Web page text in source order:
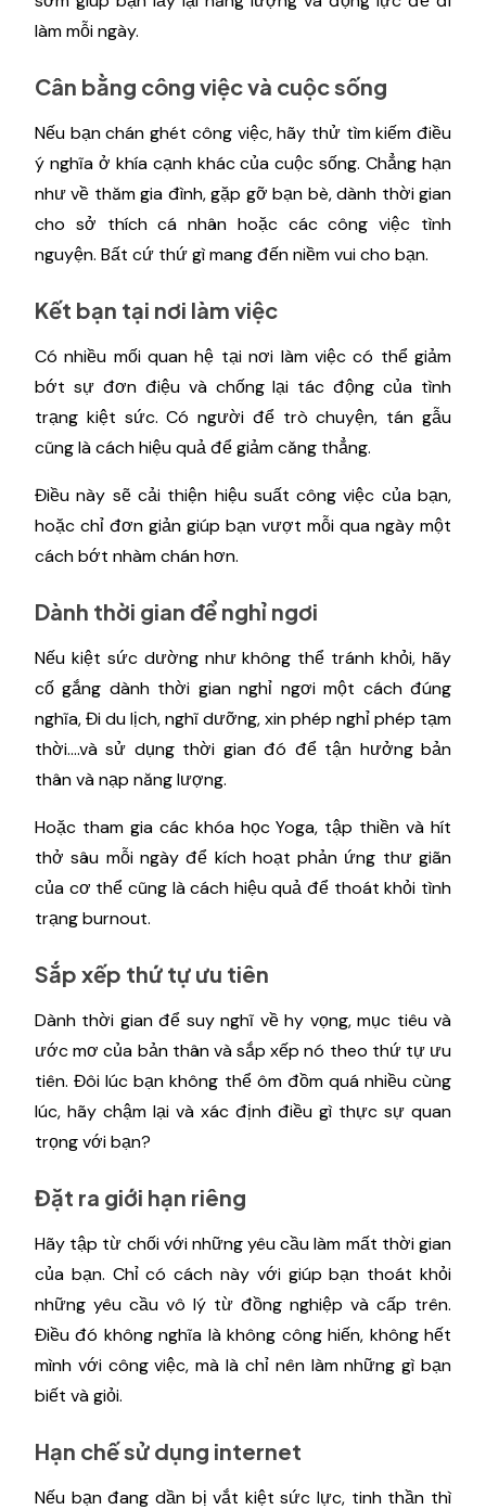
làm mỗi ngày.
Cân bằng công việc và cuộc sống
Nếu bạn chán ghét công việc, hãy thử tìm kiếm điều
ý nghĩa ở khía cạnh khác của cuộc sống. Chẳng hạn
như về thăm gia đình, gặp gỡ bạn bè, dành thời gian
cho sở thích cá nhân hoặc các công việc tình
nguyện. Bất cứ thứ gì mang đến niềm vui cho bạn.
Kết bạn tại nơi làm việc
Có nhiều mối quan hệ tại nơi làm việc có thể giảm
bớt sự đơn điệu và chống lại tác động của tình
trạng kiệt sức. Có người để trò chuyện, tán gẫu
cũng là cách hiệu quả để giảm căng thẳng.
Điều này sẽ cải thiện hiệu suất công việc của bạn,
hoặc chỉ đơn giản giúp bạn vượt mỗi qua ngày một
cách bớt nhàm chán hơn.
Dành thời gian để nghỉ ngơi
Nếu kiệt sức dường như không thể tránh khỏi, hãy
cố gắng dành thời gian nghỉ ngơi một cách đúng
nghĩa, Đi du lịch, nghĩ dưỡng, xin phép nghỉ phép tạm
thời….và sử dụng thời gian đó để tận hưởng bản
thân và nạp năng lượng.
Hoặc tham gia các khóa học Yoga, tập thiền và hít
thở sâu mỗi ngày để kích hoạt phản ứng thư giãn
của cơ thể cũng là cách hiệu quả để thoát khỏi tình
trạng burnout.
Sắp xếp thứ tự ưu tiên
Dành thời gian để suy nghĩ về hy vọng, mục tiêu và
ước mơ của bản thân và sắp xếp nó theo thứ tự ưu
tiên. Đôi lúc bạn không thể ôm đồm quá nhiều cùng
lúc, hãy chậm lại và xác định điều gì thực sự quan
trọng với bạn?
Đặt ra giới hạn riêng
Hãy tập từ chối với những yêu cầu làm mất thời gian
của bạn. Chỉ có cách này với giúp bạn thoát khỏi
những yêu cầu vô lý từ đồng nghiệp và cấp trên.
Điều đó không nghĩa là không công hiến, không hết
mình với công việc, mà là chỉ nên làm những gì bạn
biết và giỏi.
Hạn chế sử dụng internet
Nếu bạn đang dần bị vắt kiệt sức lực, tinh thần thì